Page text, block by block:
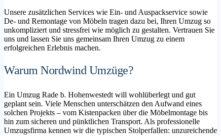
Unsere zusätzlichen Services wie Ein- und Auspackservice sowie
De- und Remontage von Möbeln tragen dazu bei, Ihren Umzug so
unkompliziert und stressfrei wie möglich zu gestalten. Vertrauen Sie
uns und lassen Sie uns gemeinsam Ihren Umzug zu einem
erfolgreichen Erlebnis machen.
Warum Nordwind Umzüge?
Ein Umzug Rade b. Hohenwestedt will wohlüberlegt und gut
geplant sein. Viele Menschen unterschätzen den Aufwand eines
solchen Projekts – vom Kistenpacken über die Möbelmontage bis
hin zum sicheren und pünktlichen Transport. Als professionelle
Umzugsfirma kennen wir die typischen Stolperfallen: unzureichende